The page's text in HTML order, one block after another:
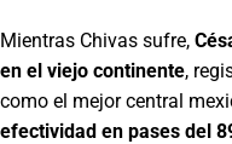
Mientras Chivas sufre,
en el viejo continente,
como el mejor central
efectividad en pases del